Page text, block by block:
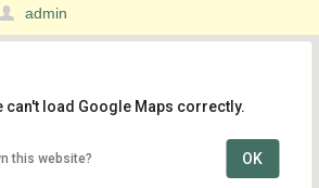
admin
can't load Google Maps correctly.
this website? OK